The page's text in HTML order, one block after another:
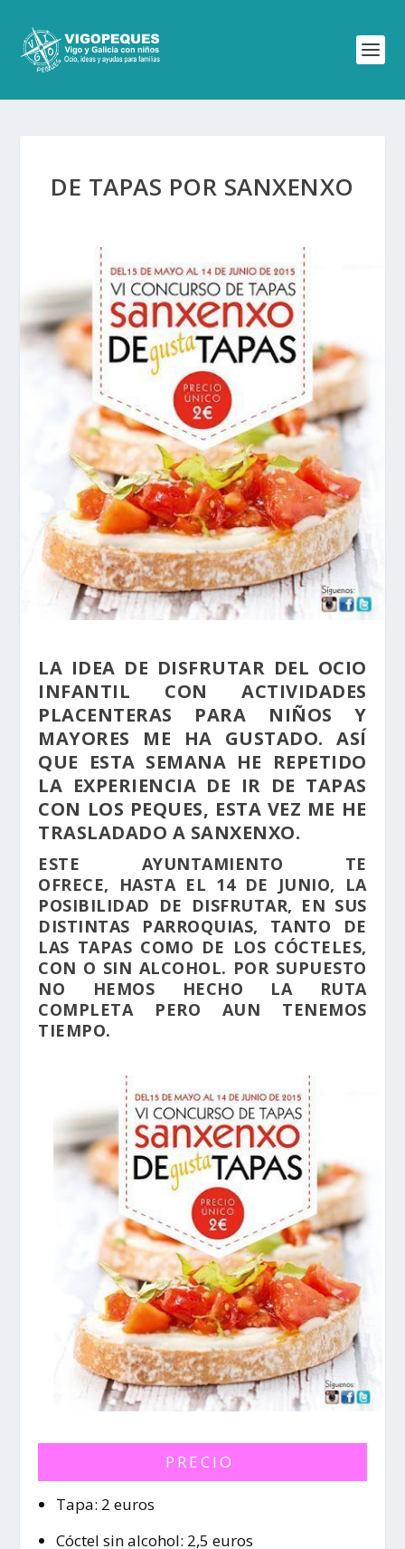
DE TAPAS POR SANXENXO
LA IDEA DE DISFRUTAR DEL OCIO
INFANTIL CON ACTIVIDADES
PLACENTERAS PARA NIÑOS Y
MAYORES ME HA GUSTADO. ASÍ
QUE ESTA SEMANA HE REPETIDO
LA EXPERIENCIA DE IR DE TAPAS
CON LOS PEQUES, ESTA VEZ ME HE
TRASLADADO A SANXENXO.
ESTE AYUNTAMIENTO TE
OFRECE, HASTA EL 14 DE JUNIO, LA
POSIBILIDAD DE DISFRUTAR, EN SUS
DISTINTAS PARROQUIAS, TANTO DE
LAS TAPAS COMO DE LOS CÓCTELES,
CON O SIN ALCOHOL. POR SUPUESTO
NO HEMOS HECHO LA RUTA
COMPLETA PERO AUN TENEMOS
TIEMPO.
PRECIO
Tapa: 2 euros
Cóctel sin alcohol: 2,5 euros